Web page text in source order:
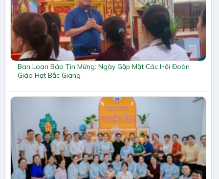
Ban Loan Báo Tin Mừng: Ngày Gặp Mặt Các Hội Đoàn
Giáo Hạt Bắc Giang